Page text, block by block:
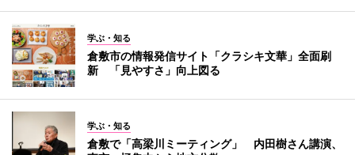
学ぶ・知る
倉敷市の情報発信サイト「クラシキ文華」全面刷
新 「見やすさ」向上図る
学ぶ・知る
倉敷で「高梁川ミーティング」 内田樹さん講演、